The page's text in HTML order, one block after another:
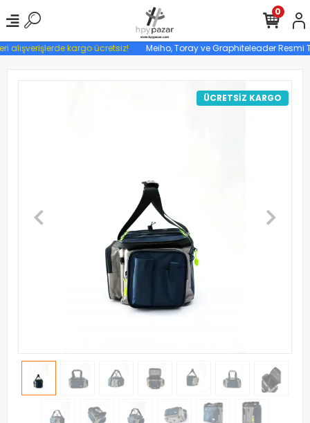
alışverişlerde kargo ücretsiz! Meiho, Toray ve Graphiteleader Resmi
0
ÜCRETSİZ KARGO